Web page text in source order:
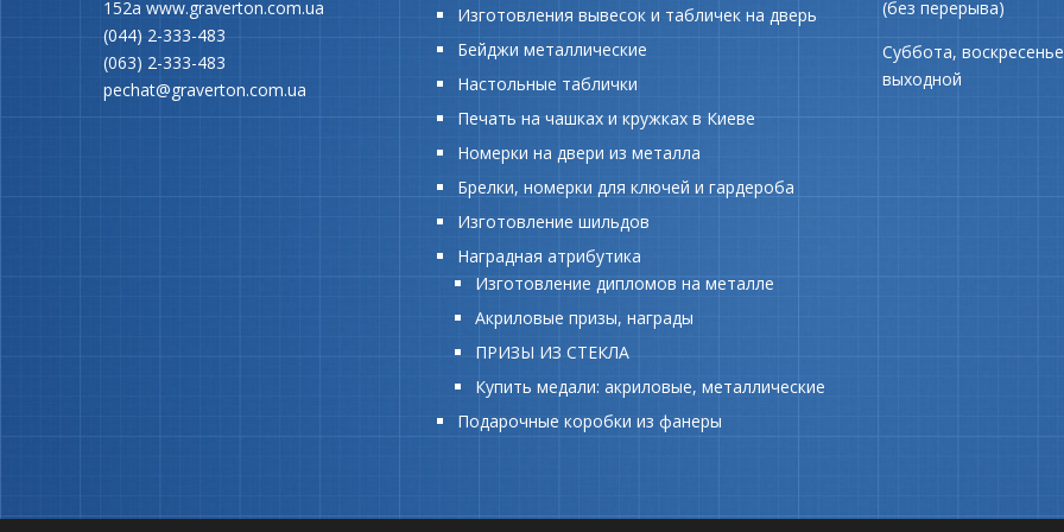
152а www.graverton.com.ua
(044) 2-333-483
(063) 2-333-483
pechat@graverton.com.ua
Изготовления вывесок и табличек на дверь
Бейджи металлические
Настольные таблички
Печать на чашках и кружках в Киеве
Номерки на двери из металла
Брелки, номерки для ключей и гардероба
Изготовление шильдов
Наградная атрибутика
Изготовление дипломов на металле
Акриловые призы, награды
ПРИЗЫ ИЗ СТЕКЛА
Купить медали: акриловые, металлические
Подарочные коробки из фанеры
(без перерыва)
Суббота,
выходной